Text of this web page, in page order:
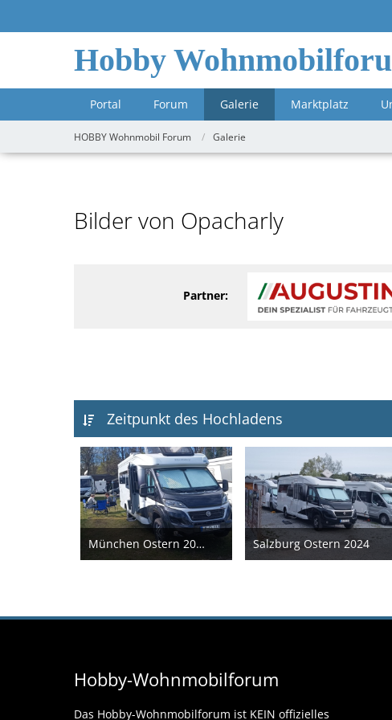
Hobby
Portal Forum Galerie Marktplatz
HOBBY Wohnmobil Forum Galerie
Bilder von Opacharly
Partner:
Zeitpunkt des Hochladens
München Ostern 2024
13. April 2024
Salzburg Ostern 2024
13. April 2024
Hobby-Wohnmobilforum
Das Hobby-Wohnmobilforum ist KEIN offizielles